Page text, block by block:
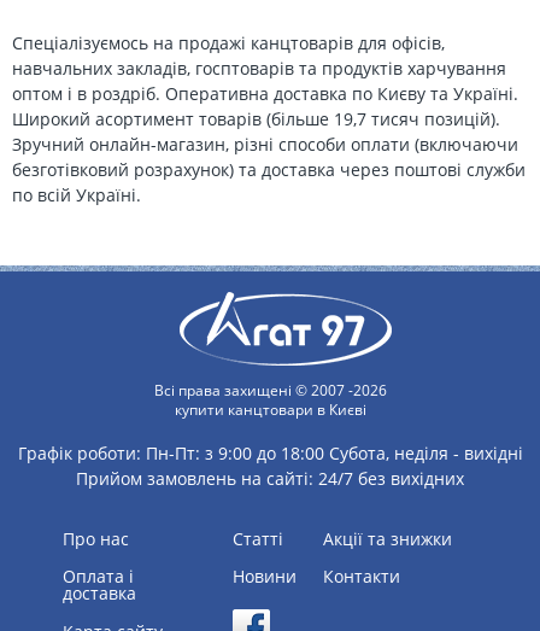
Спеціалізуємось на продажі канцтоварів для офісів,
навчальних закладів, госптоварів та продуктів харчування
оптом і в роздріб. Оперативна доставка по Києву та Україні.
Широкий асортимент товарів (більше 19,7 тисяч позицій).
Зручний онлайн-магазин, різні способи оплати (включаючи
безготівковий розрахунок) та доставка через поштові служби
по всій Україні.
Всі права захищені © 2007 -2026
купити канцтовари в Києві
Графік роботи: Пн-Пт: з 9:00 до 18:00 Субота, неділя - вихідні
Прийом замовлень на сайті: 24/7 без вихідних
Про нас
Оплата і
доставка
статті
Новини
Акції та знижки
Контакти